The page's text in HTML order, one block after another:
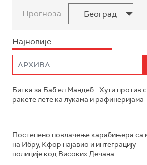
Прогноза
Најновије
Битка за Баб ел Мандеб - Хути против
ракете лете ка лукама и рафинеријама
Постепено повлачење карабињера са
на Ибру, Кфор најавио и интеграцију
полиције код Високих Дечана